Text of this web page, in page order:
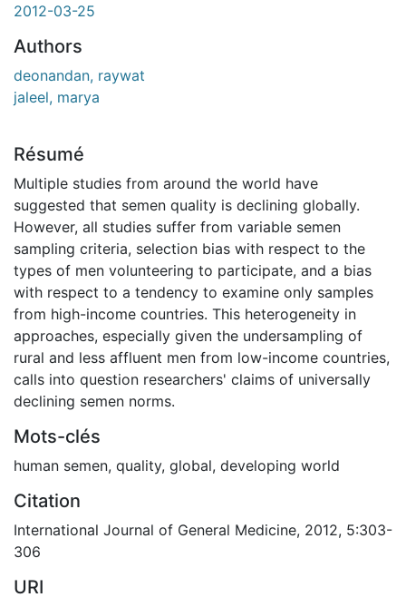
2012-03-25
Authors
deonandan, raywat
jaleel, marya
Résumé
Multiple studies from around the world have
suggested that semen quality is declining globally.
However, all studies suffer from variable semen
sampling criteria, selection bias with respect to the
types of men volunteering to participate, and a bias
with respect to a tendency to examine only samples
from high-income countries. This heterogeneity in
approaches, especially given the undersampling of
rural and less affluent men from low-income countries,
calls into question researchers' claims of universally
declining semen norms.
Mots-clés
human semen, quality, global, developing world
Citation
International Journal of General Medicine, 2012, 5:303-
306
URI